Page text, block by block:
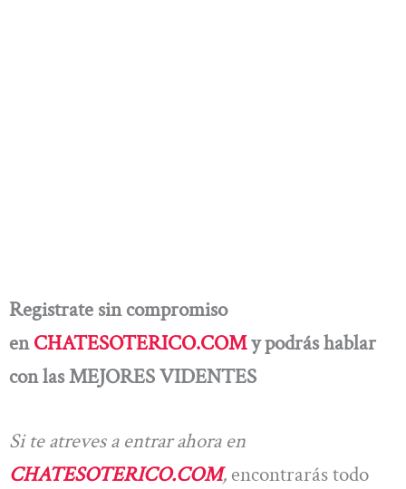
Registrate sin compromiso
enCHATESOTERICO.COMy podrás hablar
con las MEJORES VIDENTES
Si te atreves a entrar ahora en
CHATESOTERICO.COM, encontrarás todo